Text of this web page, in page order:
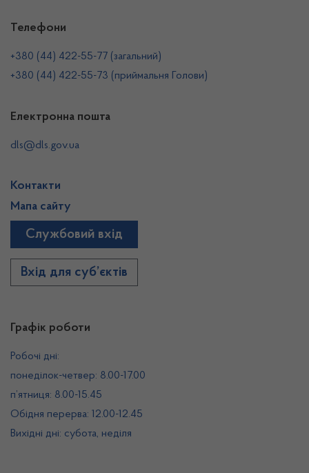
Графік роботи
Робочі дні:
понеділок-четвер: 8.00-17.00
п’ятниця: 8.00-15.45
Обідня перерва: 12.00-12.45
Вихідні дні: субота, неділя
Телефони
+380 (44) 422-55-77 (загальний)
+380 (44) 422-55-73 (приймальня Голови)
Електронна пошта
dls@dls.gov.ua
Контакти
Мапа сайту
Службовий вхід
Вхід для суб’єктів